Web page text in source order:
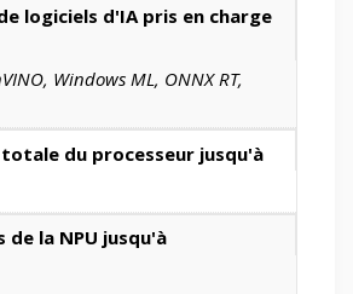
logiciels d'IA pris en charge
Windows ML, ONNX RT,
du processeur jusqu'à
de la NPU jusqu'à